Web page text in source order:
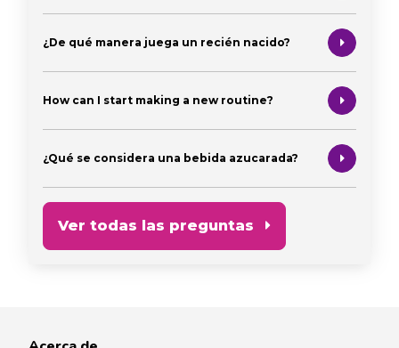
¿De qué manera juega un recién nacido?
How can I start making a new routine?
¿Qué se considera una bebida azucarada?
Ver todas las preguntas